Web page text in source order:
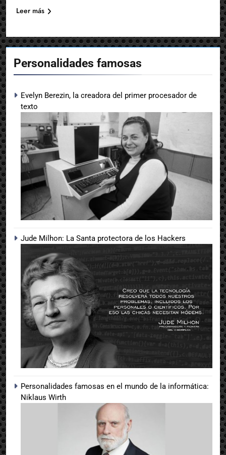
Personalidades famosas
Evelyn Berezin, la creadora del primer procesador de
texto
Jude Milhon: La Santa protectora de los Hackers
Personalidades famosas en el mundo de la informática:
Niklaus Wirth
Leer más